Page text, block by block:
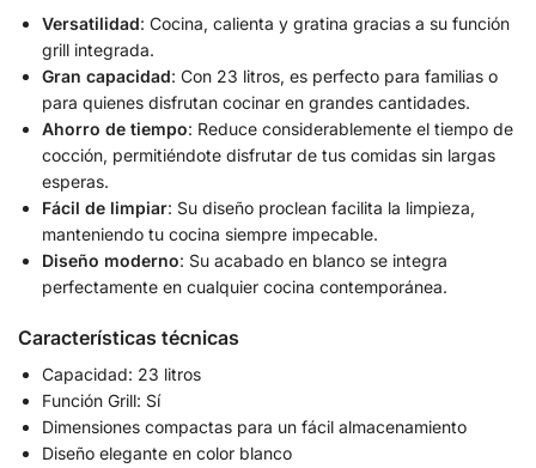
Versatilidad: Cocina, calienta y gratina gracias a su función
grill integrada.
Gran capacidad: Con 23 litros, es perfecto para familias o
para quienes disfrutan cocinar en grandes cantidades.
Ahorro de tiempo: Reduce considerablemente el tiempo de
cocción, permitiéndote disfrutar de tus comidas sin largas
esperas.
Fácil de limpiar: Su diseño proclean facilita la limpieza,
manteniendo tu cocina siempre impecable.
Diseño moderno: Su acabado en blanco se integra
perfectamente en cualquier cocina contemporánea.
Características técnicas
Capacidad: 23 litros
Función Grill: Sí
Dimensiones compactas para un fácil almacenamiento
Diseño elegante en color blanco